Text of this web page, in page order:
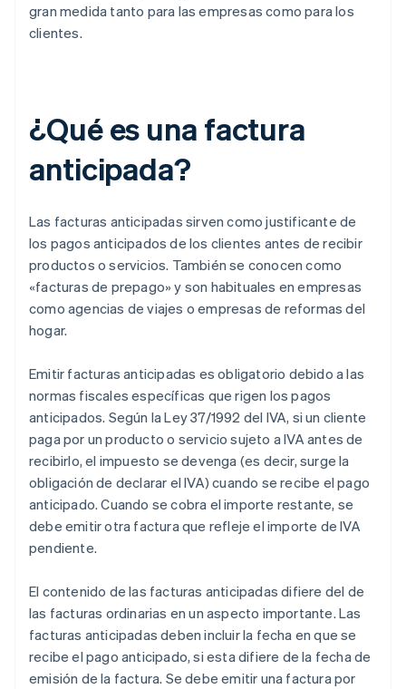
gran medida tanto para las empresas como para los
clientes.
¿Qué es una factura
anticipada?
Las facturas anticipadas sirven como justificante de
los pagos anticipados de los clientes antes de recibir
productos o servicios. También se conocen como
«facturas de prepago» y son habituales en empresas
como agencias de viajes o empresas de reformas del
hogar.
Emitir facturas anticipadas es obligatorio debido a las
normas fiscales específicas que rigen los pagos
anticipados. Según la Ley 37/1992 del IVA, si un cliente
paga por un producto o servicio sujeto a IVA antes de
recibirlo, el impuesto se devenga (es decir, surge la
obligación de declarar el IVA) cuando se recibe el pago
anticipado. Cuando se cobra el importe restante, se
debe emitir otra factura que refleje el importe de IVA
pendiente.
El contenido de las facturas anticipadas difiere del de
las facturas ordinarias en un aspecto importante. Las
facturas anticipadas deben incluir la fecha en que se
recibe el pago anticipado, si esta difiere de la fecha de
emisión de la factura. Se debe emitir una factura por